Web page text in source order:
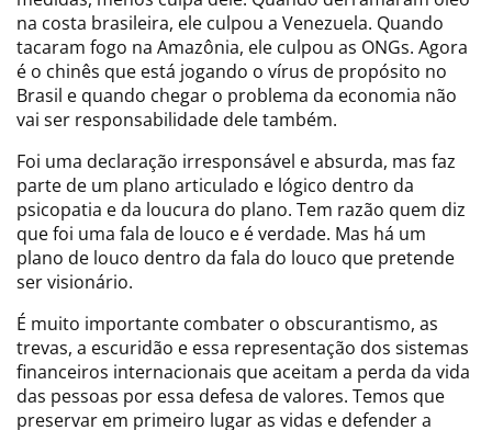
na costa brasileira, ele culpou a Venezuela. Quando
tacaram fogo na Amazônia, ele culpou as ONGs. Agora
é o chinês que está jogando o vírus de propósito no
Brasil e quando chegar o problema da economia não
vai ser responsabilidade dele também.
Foi uma declaração irresponsável e absurda, mas faz
parte de um plano articulado e lógico dentro da
psicopatia e da loucura do plano. Tem razão quem diz
que foi uma fala de louco e é verdade. Mas há um
plano de louco dentro da fala do louco que pretende
ser visionário.
É muito importante combater o obscurantismo, as
trevas, a escuridão e essa representação dos sistemas
financeiros internacionais que aceitam a perda da vida
das pessoas por essa defesa de valores. Temos que
preservar em primeiro lugar as vidas e defender a